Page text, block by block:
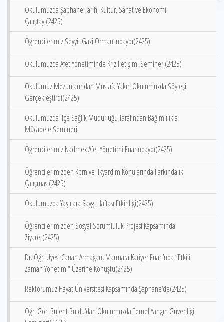
Okulumuzda Şaphane Tarih, Kültür, Sanat ve Ekonomi
Çalıştayı(2425)
Öğrencilerimiz Seyyit Gazi Orman‘ındaydı(2425)
Okulumuzda Afet Yönetiminde Kriz İletişimi Semineri(2425)
Okulumuz Mezunlarından Mustafa Yakın Okulumuzda Söyleşi
Gerçekleştirdi(2425)
Okulumuzda İlçe Sağlık Müdürlüğü Tarafından Bağımlılıkla
Mücadele Semineri
Öğrencilerimiz Nadmex Afet Yönetimi Fuarındaydı(2425)
Öğrencilerimizden Kbrn ve İlkyardım Konularında Farkındalık
Çalışması(2425)
Okulumuzda Yaşlılara Saygı Haftası Etkinliği(2425)
Öğrencilerimizden Sosyal Sorumluluk Projesi Kapsamında
Ziyaret(2425)
Dr. Öğr. Üyesi Canan Armağan, Marmara Kariyer Fuarı’nda “Etkili
Zaman Yönetimi“ Üzerine Konuştu(2425)
Rektörümüz Hayat Üniversitesi Kapsamında Şaphane‘de(2425)
Öğr. Gör. Bülent Buldu‘dan Okulumuzda Temel Yangın Güvenliği